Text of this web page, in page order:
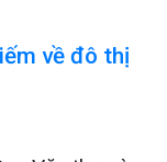
về đô thị